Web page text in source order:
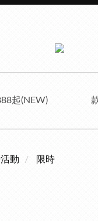
起(NEW)
動 限時